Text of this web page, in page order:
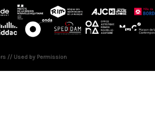
// Used by Permission